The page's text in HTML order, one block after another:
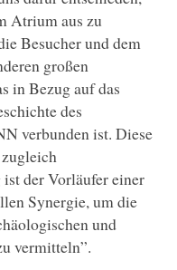
Atrium aus zu
Besucher und dem
großen
in Bezug auf das
des
verbunden ist. Diese
der Vorläufer einer
Synergie, um die
und
vermitteln”.